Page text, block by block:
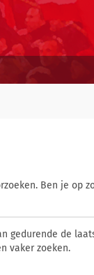
Ben je op
gedurende de
vaker zoeken.